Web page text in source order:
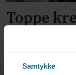
Samtykke
Toppe
endrer
Uetisk